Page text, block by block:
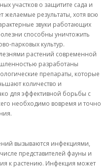
участков о защитите сада и
желаемые результаты, хотя всю
звуки работающих
способны уничтожить
парковых культур.
растений современной
разработаны
препараты, которые
количество и
для эффективной борьбы с
необходимо вовремя и точно
вызываются инфекциями,
представителей фауны и
к растению. Инфекция может